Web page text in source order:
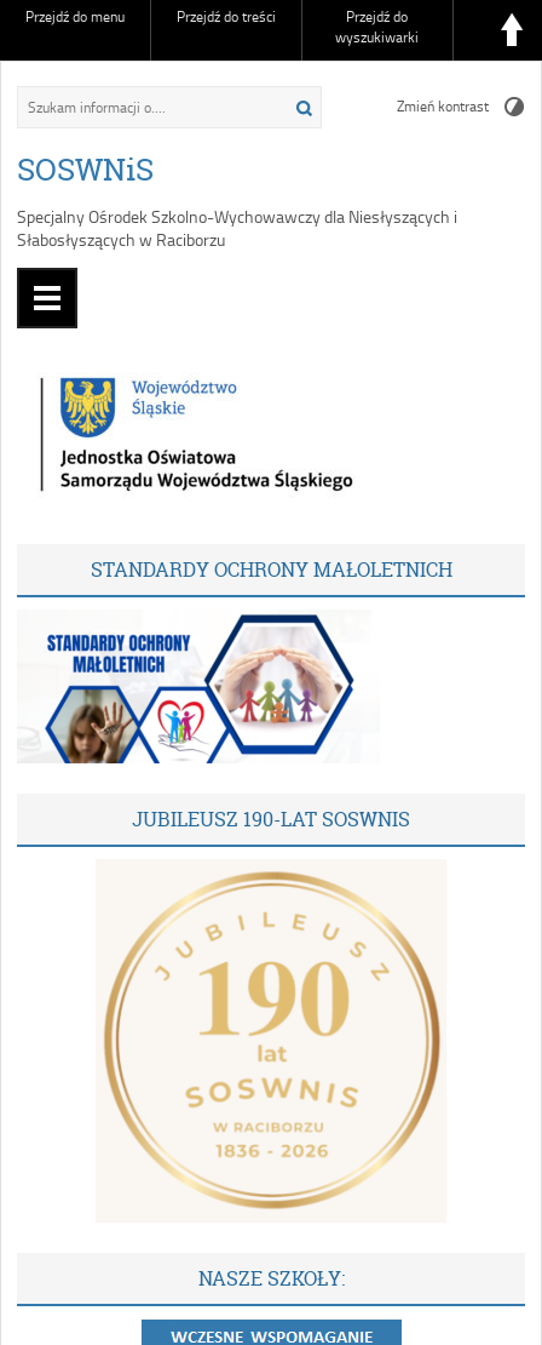
Przejdź do menu Przejdź do treści
Przejdź do
wyszukiwarki
SOSWNiS
Specjalny Ośrodek Szkolno-Wychowawczy dla Niesłyszących i
Słabosłyszących w Raciborzu
Zmień kontrast
STANDARDY OCHRONY MAŁOLETNICH
JUBILEUSZ 190-LAT SOSWNIS
NASZE SZKOŁY: